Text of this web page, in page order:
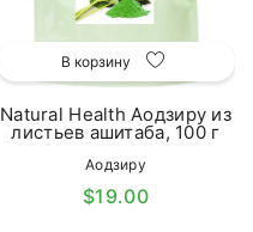
В корзину
Natural Health Аодзиру из
листьев ашитаба, 100 г
Аодзиру
$19.00